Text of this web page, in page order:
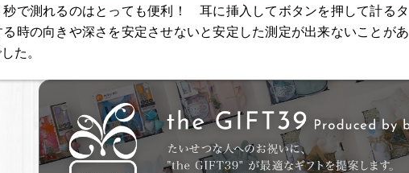
秒で測れるのはとっても便利！ 耳に挿入してボタンを押して計るタ
時の向きや深さを安定させないと安定した測定が出来ないことがあ
た。